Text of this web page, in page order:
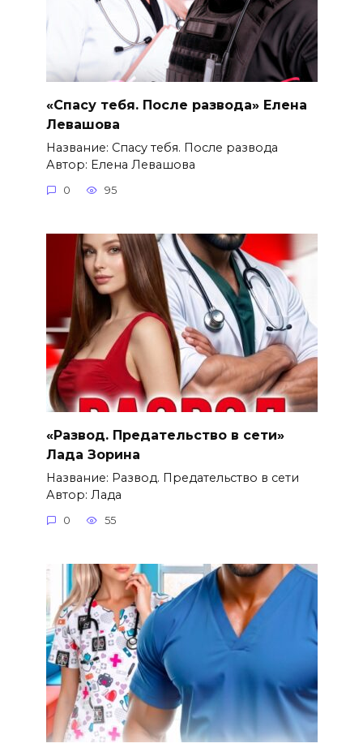
«Спасу тебя. После развода» Елена
Левашова
Название: Спасу тебя. После развода
Автор: Елена Левашова
0 95
«Развод. Предательство в сети»
Лада Зорина
Название: Развод. Предательство в сети
Автор: Лада
0 55